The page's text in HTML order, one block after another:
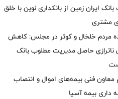
ایران زمین از بانکداری نوین با خلق
مشتری
مردم خلخال و کوثر در مجلس: کاهش
ناترازی حاصل مدیریت مطلوب بانک
معاون فنی بیمه‌های اموال و انتصاب
داری بیمه آسیا